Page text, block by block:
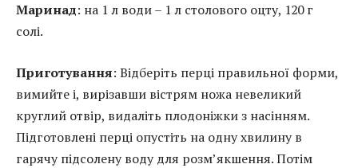
Маринад: на 1 л води – 1 л столового оцту, 120 г
солі.
Приготування: Відберіть перці правильної форми,
вимийте і, вирізавши вістрям ножа невеликий
круглий отвір, видаліть плодоніжки з насінням.
Підготовлені перці опустіть на одну хвилину в
гарячу підсолену воду для розм’якшення. Потім